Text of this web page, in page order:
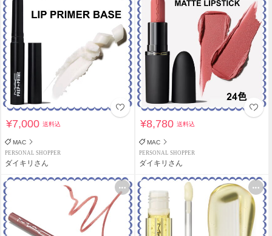
¥7,000送料込
MAC
PERSONAL SHOPPER
ダイキリさん
¥8,780送料込
MAC
PERSONAL SHOPPER
ダイキリさん